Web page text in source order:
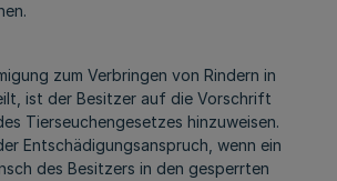
zum Verbringen von Rindern in
ist der Besitzer auf die Vorschrift
Tierseuchengesetzes hinzuweisen.
Entschädigungsanspruch, wenn ein
des Besitzers in den gesperrten